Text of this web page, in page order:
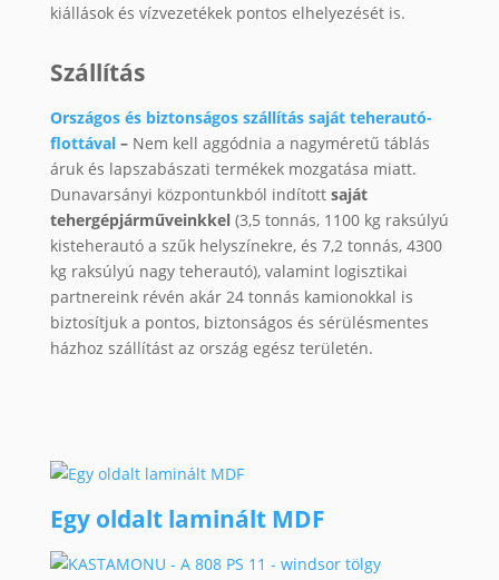
kiállások és vízvezetékek pontos elhelyezését is.
Szállítás
Országos és biztonságos szállítás saját teherautó-
flottával– Nem kell aggódnia a nagyméretű táblás
áruk és lapszabászati termékek mozgatása miatt.
Dunavarsányi központunkból indított saját
tehergépjárműveinkkel (3,5 tonnás, 1100 kg raksúlyú
kisteherautó a szűk helyszínekre, és 7,2 tonnás, 4300
kg raksúlyú nagy teherautó), valamint logisztikai
partnereink révén akár 24 tonnás kamionokkal is
biztosítjuk a pontos, biztonságos és sérülésmentes
házhoz szállítást az ország egész területén.
Egy oldalt laminált MDF